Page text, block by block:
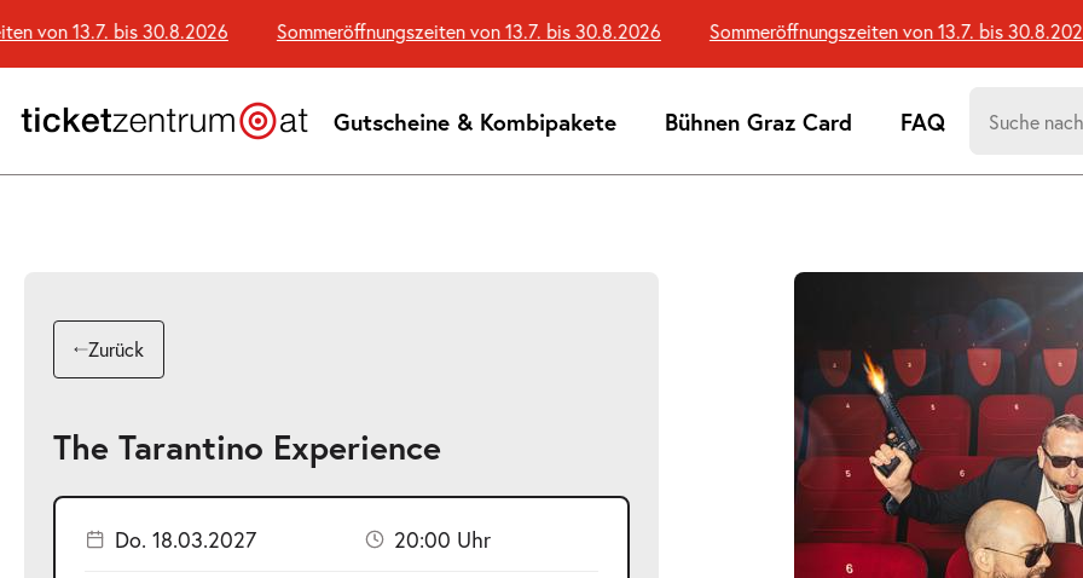
Seiteninhalt
von 13.7. bis 30.8.2026 Sommeröffnungszeiten von 13.7. bis 30.8.2026 Sommeröffnungszeiten von 13.7. bis 30.8.2026
Gutscheine & Kombipakete Bühnen Graz Card FAQ
nach:
Zurück
The Tarantino Experience
Do. 18.03.2027 20:00 Uhr